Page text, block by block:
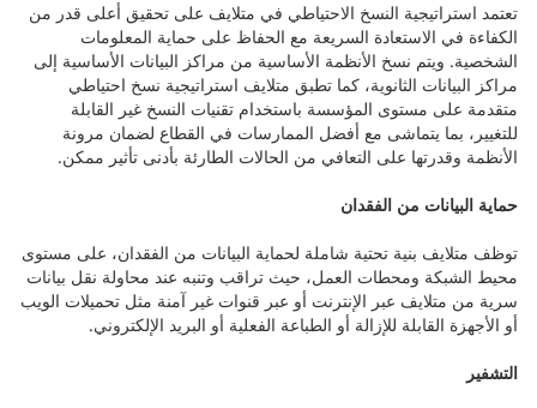
تعتمد استراتيجية النسخ الاحتياطي في متلايف على تحقيق أعلى قدر من
الكفاءة في الاستعادة السريعة مع الحفاظ على حماية المعلومات
الشخصية. ويتم نسخ الأنظمة الأساسية من مراكز البيانات الأساسية إلى
مراكز البيانات الثانوية، كما تطبق متلايف استراتيجية نسخ احتياطي
متقدمة على مستوى المؤسسة باستخدام تقنيات النسخ غير القابلة
للتغيير، بما يتماشى مع أفضل الممارسات في القطاع لضمان مرونة
الأنظمة وقدرتها على التعافي من الحالات الطارئة بأدنى تأثير ممكن.
حماية البيانات من الفقدان
توظف متلايف بنية تحتية شاملة لحماية البيانات من الفقدان، على مستوى
محيط الشبكة ومحطات العمل، حيث تراقب وتنبه عند محاولة نقل بيانات
سرية من متلايف عبر الإنترنت أو عبر قنوات غير آمنة مثل تحميلات الويب
أو الأجهزة القابلة للإزالة أو الطباعة الفعلية أو البريد الإلكتروني.
التشفير